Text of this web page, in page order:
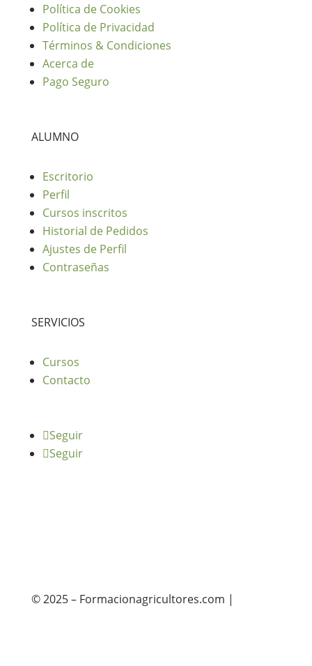
Política de Cookies
Política de Privacidad
Términos & Condiciones
Acerca de
Pago Seguro
ALUMNO
Escritorio
Perfil
Cursos inscritos
Historial de Pedidos
Ajustes de Perfil
Contraseñas
SERVICIOS
Cursos
Contacto
Seguir
Seguir
© 2025 – Formacionagricultores.com |